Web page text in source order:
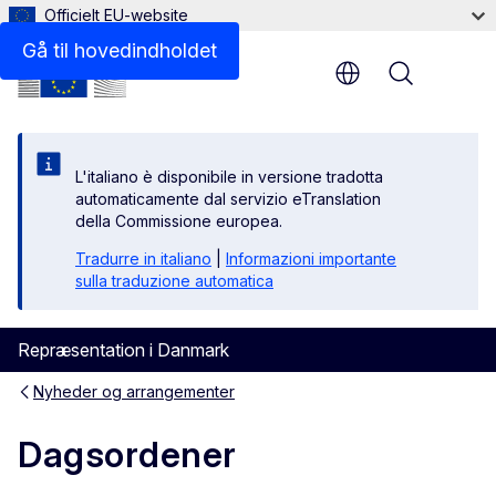
Gå til hovedindholdet
Officielt EU-website
L'italiano è disponibile in versione tradotta
automaticamente dal servizio eTranslation
della Commissione europea.
Tradurre in italiano
Informazioni importante
sulla traduzione automatica
Repræsentation i Danmark
Menu
Nyheder og arrangementer
Dagsordener